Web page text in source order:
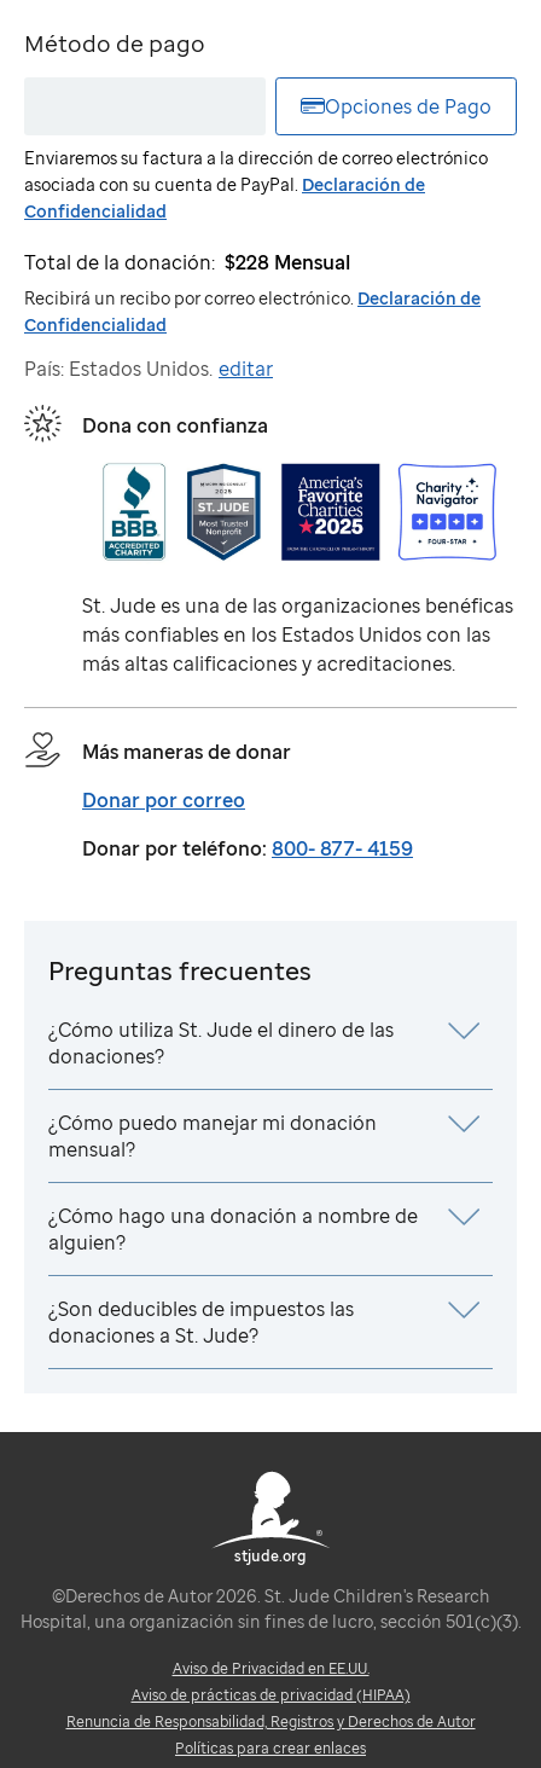
correos
electrónicos
Método de pago
Opciones de Pago
Enviaremos su factura a la dirección de correo electrónico
asociada con su cuenta de PayPal. Declaración de
Confidencialidad
Total de la donación: $228 Mensual
Recibirá un recibo por correo electrónico. Declaración de
Confidencialidad
País: Estados Unidos. editar
Dona con confianza
St. Judees una de las organizaciones benéficas
más confiables en los Estados Unidos con las
más altas calificaciones y acreditaciones.
Más maneras de donar
Donar por correo
Donar por teléfono: 800- 877- 4159
Preguntas frecuentes
¿Cómo utiliza St. Judeel dinero de las
donaciones?
¿Cómo puedo manejar mi donación
mensual?
¿Cómo hago una donación a nombre de
alguien?
¿Son deducibles de impuestos las
donaciones a St. Jude?
stjude.org
©Derechos de Autor 2026. St. Jude Children's Research
Hospital, una organización sin fines de lucro, sección 501(c)(3).
Aviso de Privacidad en EE.UU.
Aviso de prácticas de privacidad (HIPAA)
Renuncia de Responsabilidad, Registros y Derechos de Autor
Políticas para crear enlaces